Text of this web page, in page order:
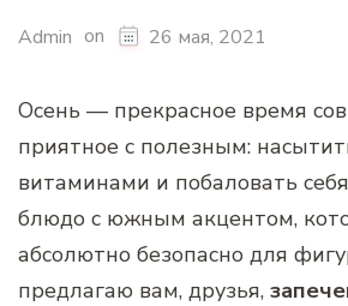
Admin on 26 мая, 2021
Осень — прекрасное время
приятное с полезным:
витаминами и побаловать
блюдо с южным акцентом,
абсолютно безопасно для
предлагаю вам, друзья,